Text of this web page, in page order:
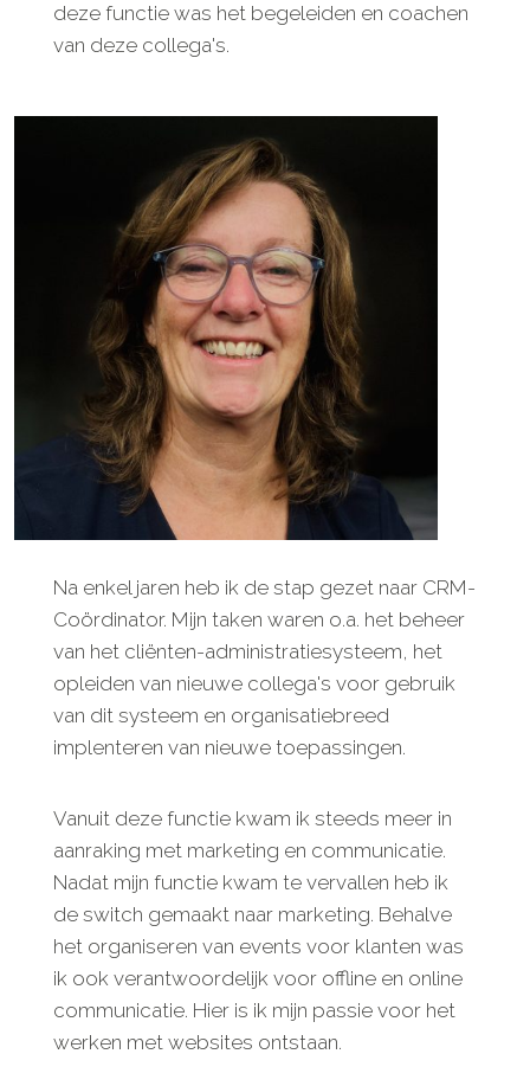
deze functie was het begeleiden en coachen
van deze collega's.
Na enkel jaren heb ik de stap gezet naar CRM-
Coördinator. Mijn taken waren o.a. het beheer
van het cliënten-administratiesysteem, het
opleiden van nieuwe collega's voor gebruik
van dit systeem en organisatiebreed
implenteren van nieuwe toepassingen.
Vanuit deze functie kwam ik steeds meer in
aanraking met marketing en communicatie.
Nadat mijn functie kwam te vervallen heb ik
de switch gemaakt naar marketing. Behalve
het organiseren van events voor klanten was
ik ook verantwoordelijk voor offline en online
communicatie. Hier is ik mijn passie voor het
werken met websites ontstaan.